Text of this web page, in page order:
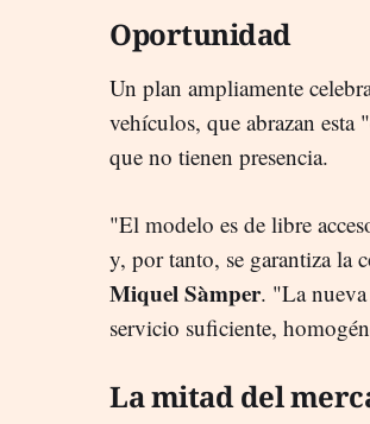
Oportunidad
Un plan ampliamente
vehículos, que abrazan
que no tienen presencia.
"El modelo es de libre
y, por tanto, se garantiza la
Miquel Sàmper. "La nueva
servicio suficiente,
La mitad del